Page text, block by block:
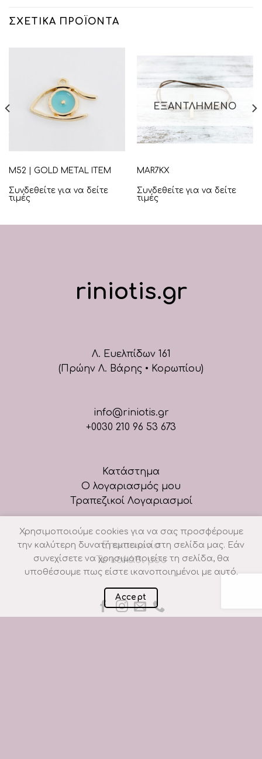
ΣΧΕΤΙΚΆ ΠΡΟΪΌΝΤΑ
M52 | GOLD METAL ITEM
Συνδεθείτε για να δείτε
τιμές
ΕΞΑΝΤΛΗΜΈΝΟ
MAR7KX
Συνδεθείτε για να δείτε
τιμές
riniotis.gr
Λ. Ευελπίδων 161
(Πρώην Λ. Βάρης • Κορωπίου)
info@riniotis.gr
+0030 210 96 53 673
Κατάστημα
Ο λογαριασμός μου
Τραπεζικοί Λογαριασμοί
Επικοινωνία
Το καλάθι μου
Χρησιμοποιούμε cookies για να σας προσφέρουμε
την καλύτερη δυνατή εμπειρία στη σελίδα μας. Εάν
συνεχίσετε να χρησιμοποιείτε τη σελίδα, θα
υποθέσουμε πως είστε ικανοποιημένοι με αυτό.
Accept